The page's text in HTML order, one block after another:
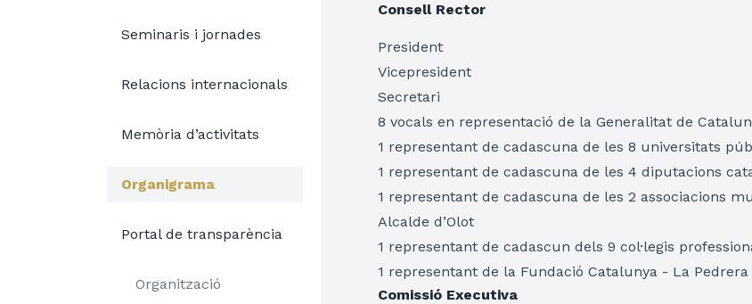
Seminaris i jornades
Relacions internacionals
Memòria d’activitats
Organigrama
Portal de transparència
Organització
Consell Rector
President
Vicepresident
Secretari
8 vocals en representació de la Generalitat de
1 representant de cadascuna de les 8 universitats
1 representant de cadascuna de les 4 diputacions
1 representant de cadascuna de les 2 associacions
Alcalde d’Olot
1 representant de cadascun dels 9 col·legis
1 representant de la Fundació Catalunya - La Pedrera
Comissió Executiva